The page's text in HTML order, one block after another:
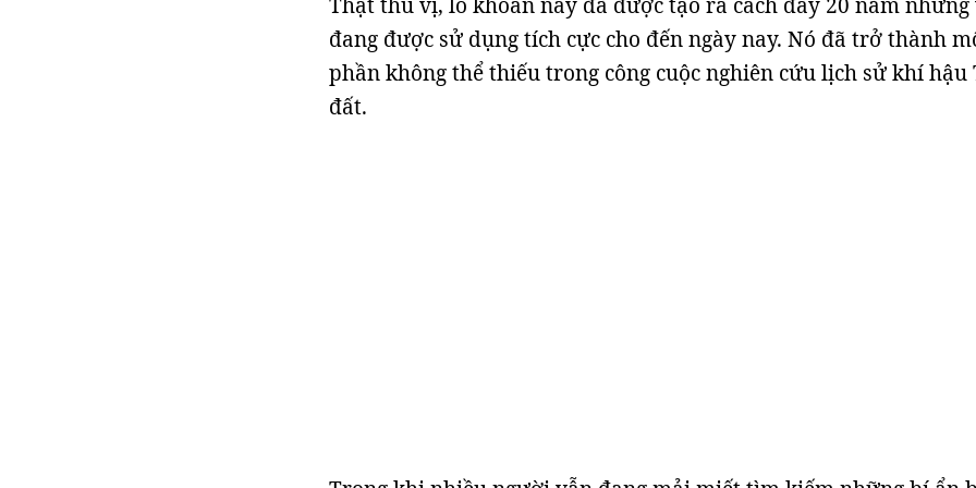
đang được sử dụng tích cực cho đến ngày nay. Nó đã trở thành
phần không thể thiếu trong công cuộc nghiên cứu lịch sử khí hậu
đất.